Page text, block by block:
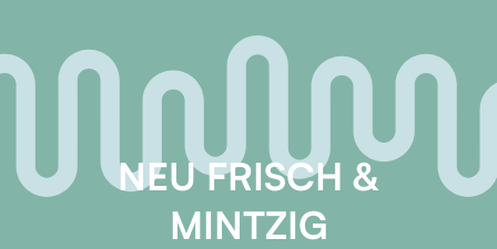
NEU FRISCH &
MINTZIG